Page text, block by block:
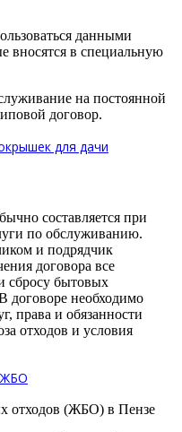
данными
вносятся в специальную
на постоянной
договор.
для дачи
составляется при
по обслуживанию.
и подрядчик
договора все
сбросу бытовых
договоре необходимо
права и обязанности
отходов и условия
ЖБО
отходов (ЖБО) в Пензе